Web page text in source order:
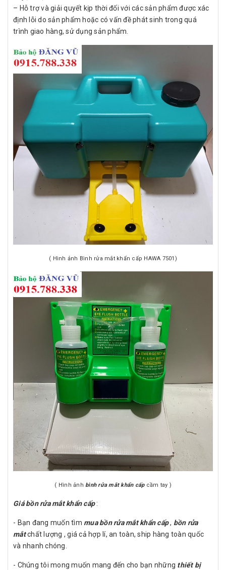
– Hỗ trợ và giải quyết kịp thời đối với các sản phẩm được xác
định lỗi do sản phẩm hoặc có vấn đề phát sinh trong quá
trình giao hàng, sử dụng sản phẩm.
( Hình ảnh Bình rửa mắt khẩn cấp HAWA 7501)
( Hình ảnh bình rửa mắt khẩn cấp cầm tay )
Giá bồn rửa mắt khẩn cấp:
- Bạn đang muốn tìm mua bồn rửa mắt khẩn cấp, bồn rửa
mắtchất lượng , giá cả hợp lí, an toàn, ship hàng toàn quốc
và nhanh chóng.
- Chúng tôi mong muốn mang đến cho bạn những thiết bị